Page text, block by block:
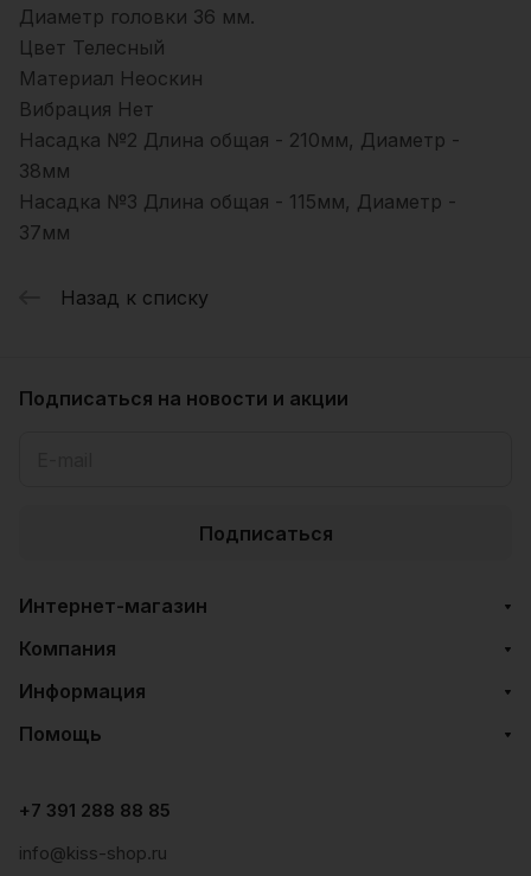
Диаметр головки 36 мм.
Цвет Телесный
Материал Неоскин
Вибрация Нет
Насадка №2 Длина общая - 210мм, Диаметр -
38мм
Насадка №3 Длина общая - 115мм, Диаметр -
37мм
Назад к списку
Подписаться на новости и акции
Подписаться
Интернет-магазин
Компания
Информация
Помощь
+7 391 288 88 85
info@kiss-shop.ru